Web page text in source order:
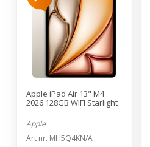
Apple iPad Air 13" M4
2026 128GB WIFI Starlight
Apple
Art nr. MH5Q4KN/A